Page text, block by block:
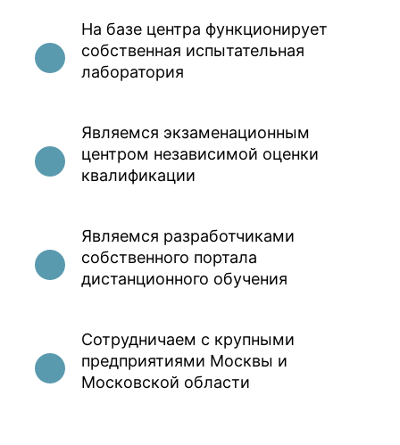
На базе центра функционирует
собственная испытательная
лаборатория
Являемся экзаменационным
центром независимой оценки
квалификации
Являемся разработчиками
собственного портала
дистанционного обучения
Сотрудничаем с крупными
предприятиями Москвы и
Московской области